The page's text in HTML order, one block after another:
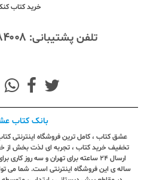
خرید کتاب کنکور
تلفن پشتیبانی:
بانک کتاب
عشق کتاب ، کامل ترین فروشگاه اینترنتی
تخفیف خرید کتاب ، تجربه ای لذت بخش از
ارسال ٢٤ ساعته برای تهران و سه روز
ساله ی این فروشگاه اینترنتی است. شما می